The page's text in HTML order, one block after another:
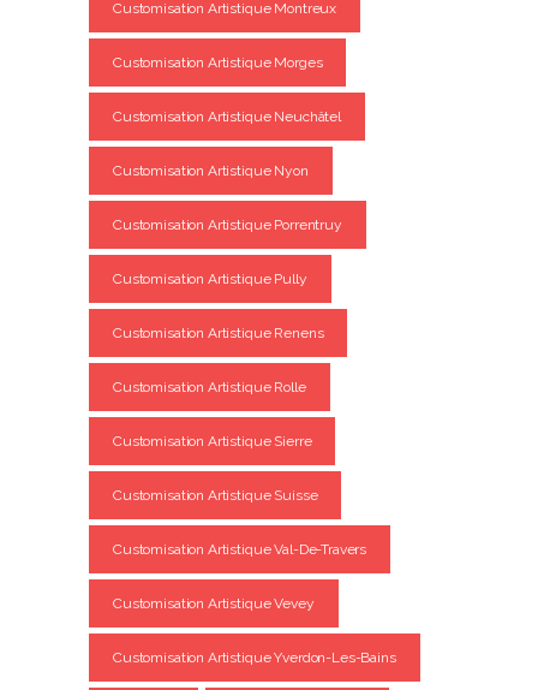
Customisation Artistique Montreux
Customisation Artistique Morges
Customisation Artistique Neuchâtel
Customisation Artistique Nyon
Customisation Artistique Porrentruy
Customisation Artistique Pully
Customisation Artistique Renens
Customisation Artistique Rolle
Customisation Artistique Sierre
Customisation Artistique Suisse
Customisation Artistique Val-De-Travers
Customisation Artistique Vevey
Customisation Artistique Yverdon-Les-Bains